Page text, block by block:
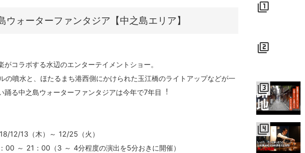
ウォーターファンタジア【中之島エリア】
がコラボする⽔辺のエンターテイメントショー。
の噴⽔と、ほたるまち港⻄側にかけられた⽟江橋のライトアップなどが⼀
踊る中之島ウォーターファンタジアは今年で7年⽬︕
12/13（木）～ 12/25（火）
00 ～ 21：00（3 ～ 4分程度の演出を5分おきに開催）
filter_1
filter_2
filter_3
filter_4